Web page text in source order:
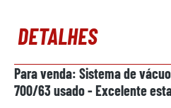
DETALHES
Para venda: Sistema de
700/63 usado - Excelente